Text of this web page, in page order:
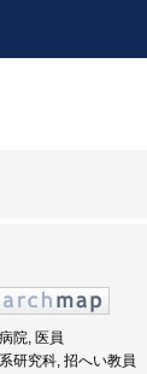
院, 医員
研究科, 招へい教員